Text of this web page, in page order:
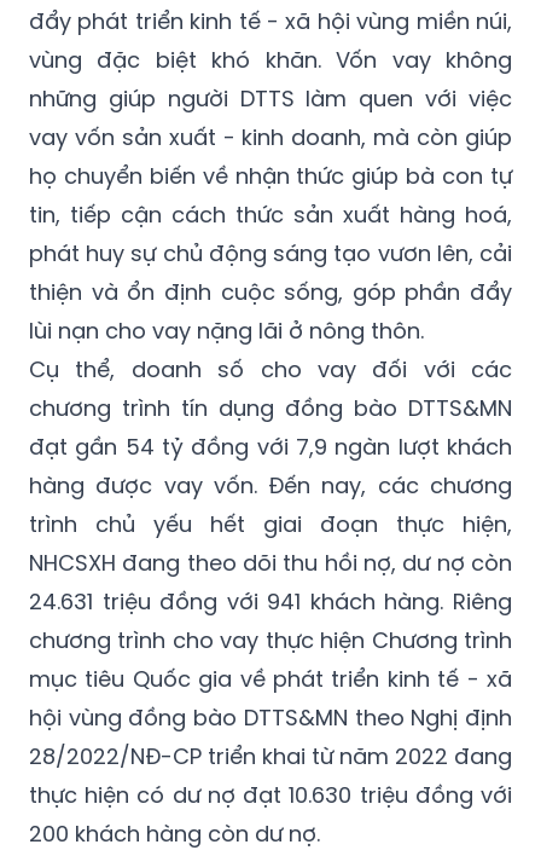
đẩy phát triển kinh tế - xã hội vùng miền núi,
vùng đặc biệt khó khăn. Vốn vay không
những giúp người DTTS làm quen với việc
vay vốn sản xuất - kinh doanh, mà còn giúp
họ chuyển biến về nhận thức giúp bà con tự
tin, tiếp cận cách thức sản xuất hàng hoá,
phát huy sự chủ động sáng tạo vươn lên, cải
thiện và ổn định cuộc sống, góp phần đẩy
lùi nạn cho vay nặng lãi ở nông thôn.
Cụ thể, doanh số cho vay đối với các
chương trình tín dụng đồng bào DTTS&MN
đạt gần 54 tỷ đồng với 7,9 ngàn lượt khách
hàng được vay vốn. Đến nay, các chương
trình chủ yếu hết giai đoạn thực hiện,
NHCSXH đang theo dõi thu hồi nợ, dư nợ còn
24.631 triệu đồng với 941 khách hàng. Riêng
chương trình cho vay thực hiện Chương trình
mục tiêu Quốc gia về phát triển kinh tế - xã
hội vùng đồng bào DTTS&MN theo Nghị định
28/2022/NĐ-CP triển khai từ năm 2022 đang
thực hiện có dư nợ đạt 10.630 triệu đồng với
200 khách hàng còn dư nợ.